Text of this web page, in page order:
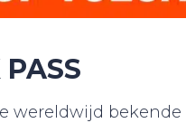
wereldwijd